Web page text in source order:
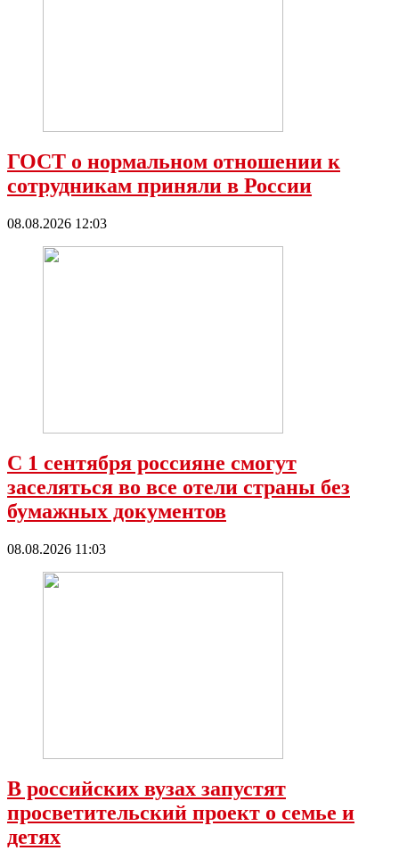
ГОСТ о нормальном отношении к
сотрудникам приняли в России
08.08.2026 12:03
С 1 сентября россияне смогут
заселяться во все отели страны без
бумажных документов
08.08.2026 11:03
В российских вузах запустят
просветительский проект о семье и
детях